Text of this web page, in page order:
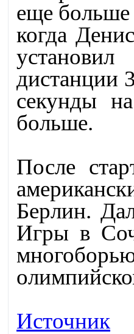
еще больше
когда
дистанции
секунды
больше.
После
Берлин.
Игры в
Источник